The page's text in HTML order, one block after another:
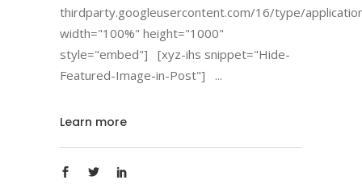
thirdparty.googleusercontent.com/16/type/
width="100%" height="1000"
style="embed"] [xyz-ihs snippet="Hide-
Featured-Image-in-Post"]
Learn more